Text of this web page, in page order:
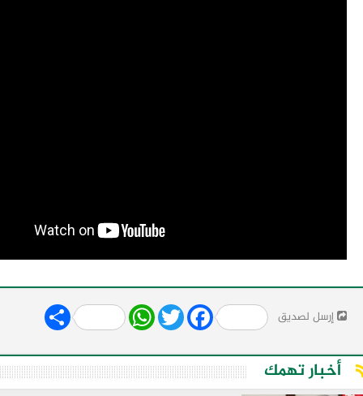
إرسل لصديق Share WhatsApp
Twitter Facebook
أخبار تهمك